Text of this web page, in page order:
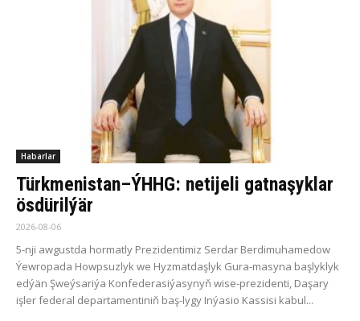
Habarlar
Türkmenistan–ÝHHG: netijeli gatnaşyklar
ösdürilýär
2026-08-06
5-nji awgustda hormatly Prezidentimiz Serdar Berdimuhamedow
Ýewropada Howpsuzlyk we Hyzmatdaşlyk Gura-masyna başlyklyk
edýän Şweýsariýa Konfederasiýasynyň wise-prezidenti, Daşary
işler federal departamentiniň baş-lygy Inýasio Kassisi kabul...